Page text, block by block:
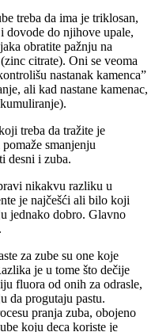
treba da ima je triklosan,
dovode do njihove upale,
obratite pažnju na
citrate). Oni se veoma
nastanak kamenca”
ali kad nastane kamenac,
treba da tražite je
smanjenju
desni i zuba.
nikakvu razliku u
je najčešći ali bilo koji
jednako dobro. Glavno
za zube su one koje
je u tome što dečije
fluora od onih za odrasle,
da progutaju pastu.
pranja zuba, obojeno
koju deca koriste je